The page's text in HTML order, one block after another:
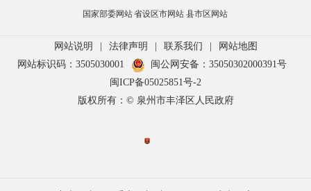
国家部委网站省设区市网站 县市区网站
网站说明 | 法律声明 | 联系我们 |
网站地图
网站标识码：3505030001
闽公网安备：35050302000391号
闽ICP备05025851号-2
版权所有：© 泉州市丰泽区人民政府